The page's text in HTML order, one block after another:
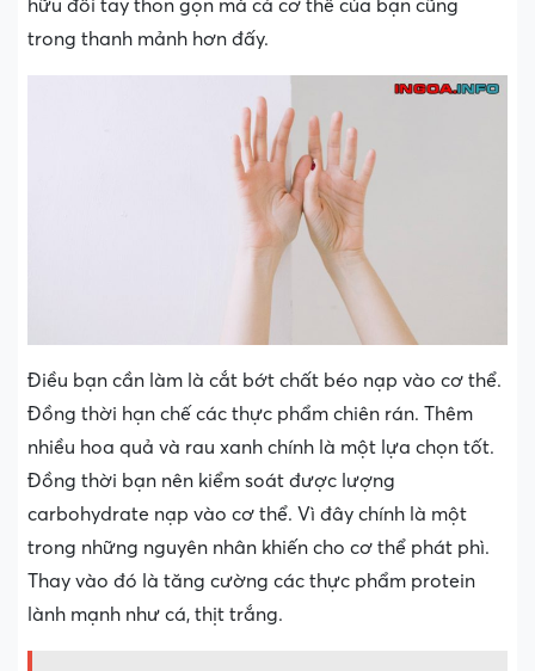
hữu đôi tay thon gọn mà cả cơ thể của bạn cũng
trong thanh mảnh hơn đấy.
Điều bạn cần làm là cắt bớt chất béo nạp vào cơ thể.
Đồng thời hạn chế các thực phẩm chiên rán. Thêm
nhiều hoa quả và rau xanh chính là một lựa chọn tốt.
Đồng thời bạn nên kiểm soát được lượng
carbohydrate nạp vào cơ thể. Vì đây chính là một
trong những nguyên nhân khiến cho cơ thể phát phì.
Thay vào đó là tăng cường các thực phẩm protein
lành mạnh như cá, thịt trắng.